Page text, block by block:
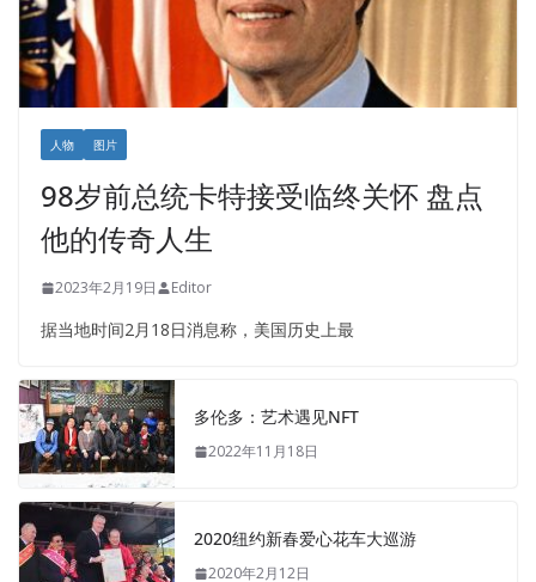
人物 图片
98岁前总统卡特接受临终关怀 盘点
他的传奇人生
2023年2月19日 Editor
据当地时间2月18日消息称，美国历史上最
多伦多：艺术遇见NFT
2022年11月18日
2020纽约新春爱心花车大巡游
2020年2月12日